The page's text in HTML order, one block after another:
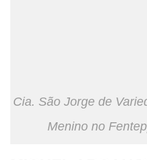
Cia. São Jorge de
Menino no